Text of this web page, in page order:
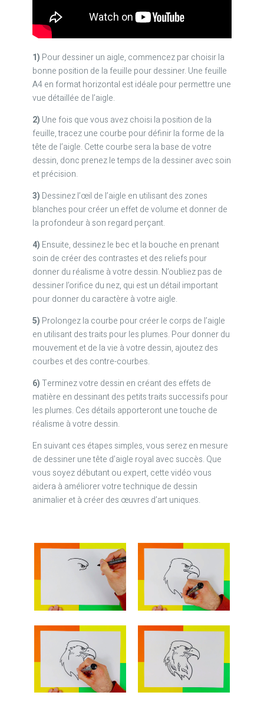
1) Pour dessiner un aigle, commencez par choisir la
bonne position de la feuille pour dessiner. Une feuille
A4 en format horizontal est idéale pour permettre une
vue détaillée de l’aigle.
2) Une fois que vous avez choisi la position de la
feuille, tracez une courbe pour définir la forme de la
tête de l’aigle. Cette courbe sera la base de votre
dessin, donc prenez le temps de la dessiner avec soin
et précision.
3) Dessinez l’œil de l’aigle en utilisant des zones
blanches pour créer un effet de volume et donner de
la profondeur à son regard perçant.
4) Ensuite, dessinez le bec et la bouche en prenant
soin de créer des contrastes et des reliefs pour
donner du réalisme à votre dessin. N’oubliez pas de
dessiner l’orifice du nez, qui est un détail important
pour donner du caractère à votre aigle.
5) Prolongez la courbe pour créer le corps de l’aigle
en utilisant des traits pour les plumes. Pour donner du
mouvement et de la vie à votre dessin, ajoutez des
courbes et des contre-courbes.
6)Terminez votre dessin en créant des effets de
matière en dessinant des petits traits successifs pour
les plumes. Ces détails apporteront une touche de
réalisme à votre dessin.
En suivant ces étapes simples, vous serez en mesure
de dessiner une tête d’aigle royal avec succès. Que
vous soyez débutant ou expert, cette vidéo vous
aidera à améliorer votre technique de dessin
animalier et à créer des œuvres d’art uniques.